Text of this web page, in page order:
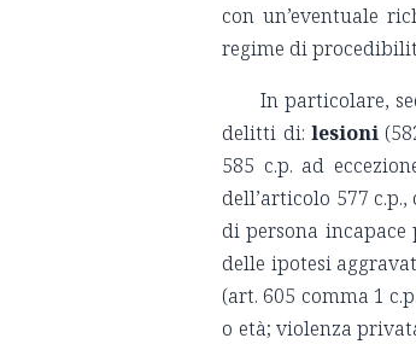
con un’eventuale
regime di
In particolare,
delitti di: lesioni
585 c.p. ad
dell’articolo 577
di persona incapace
delle ipotesi
(art. 605 comma 1
o età; violenza